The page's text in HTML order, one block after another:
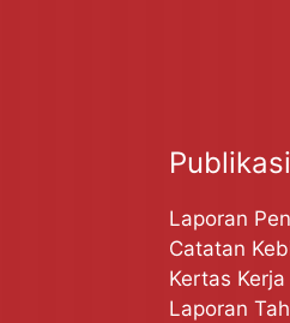
Publikasi
Laporan
Catatan
Kertas Kerja
Laporan